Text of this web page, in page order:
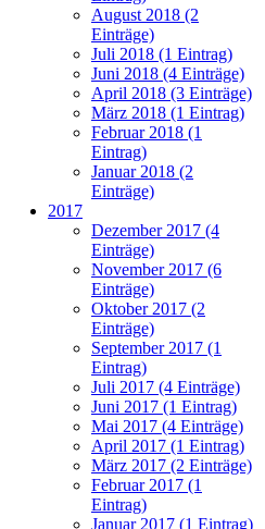
August 2018 (2
Einträge)
Juli 2018 (1 Eintrag)
Juni 2018 (4 Einträge)
April 2018 (3 Einträge)
März 2018 (1 Eintrag)
Februar 2018 (1
Eintrag)
Januar 2018 (2
Einträge)
2017
Dezember 2017 (4
Einträge)
November 2017 (6
Einträge)
Oktober 2017 (2
Einträge)
September 2017 (1
Eintrag)
Juli 2017 (4 Einträge)
Juni 2017 (1 Eintrag)
Mai 2017 (4 Einträge)
April 2017 (1 Eintrag)
März 2017 (2 Einträge)
Februar 2017 (1
Eintrag)
Januar 2017 (1 Eintrag)